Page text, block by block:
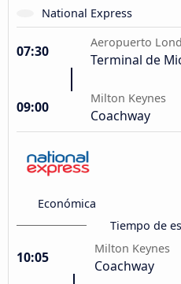
National Express
07:30
Aeropuerto
Terminal de
09:00
Milton Keynes
Coachway
Económica
Tiempo de
10:05
Milton Keynes
Coachway